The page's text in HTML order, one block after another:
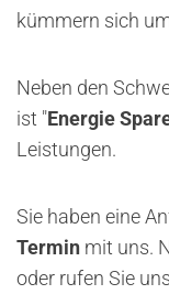
kümmern sich
Neben den
ist "Energie
Leistungen.
Sie haben eine
Termin mit uns.
oder rufen Sie